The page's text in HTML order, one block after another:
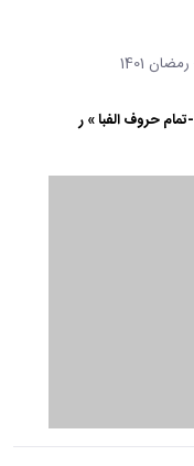
1401
-تمام حروف الفبا » ر